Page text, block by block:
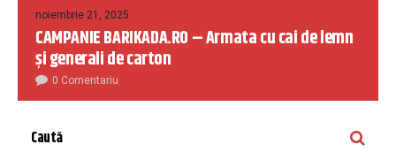
noiembrie 21, 2025
CAMPANIE BARIKADA.RO – Armata cu cai de lemn
și generali de carton
0 Comentariu